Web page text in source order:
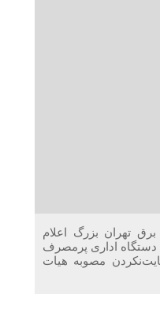
تهران بزرگ اعلام
کرد: امروز (شنبه ۳۰ تیرماه) ۵۴ دستگاه اداری پرمصرف
مصوبه هیات